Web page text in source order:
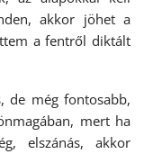
akkor jöhet a
a fentről diktált
de még fontosabb,
mert ha
elszánás, akkor